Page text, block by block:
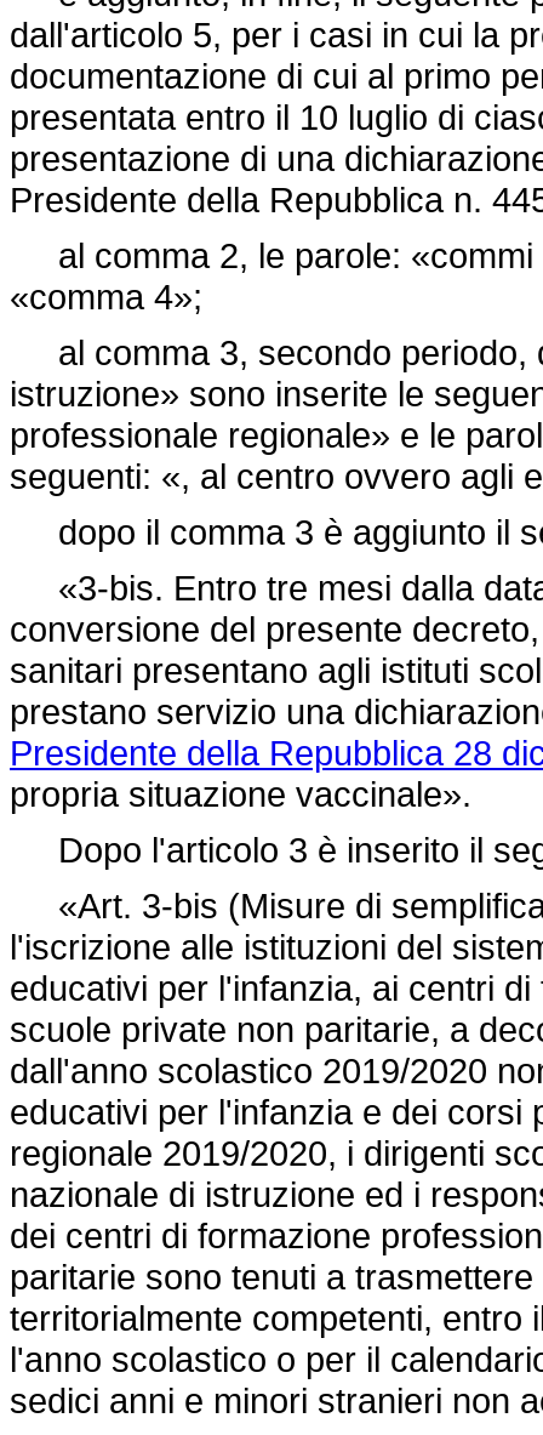
dall'articolo 5, per i casi in cui la
documentazione di cui al primo
presentata entro il 10 luglio di
presentazione di una
Presidente della Repubblica n.
al comma 2, le parole: «commi
«comma 4»;
al comma 3, secondo periodo,
istruzione» sono inserite le
professionale regionale» e le
seguenti: «, al centro ovvero agli
dopo il comma 3 è aggiunto il
«3-bis. Entro tre mesi dalla
conversione del presente
sanitari presentano agli istituti
prestano servizio una
Presidente della Repubblica 28
propria situazione vaccinale».
Dopo l'articolo 3 è inserito il
«Art. 3-bis (Misure di
l'iscrizione alle istituzioni del
educativi per l'infanzia, ai centri
scuole private non paritarie, a
dall'anno scolastico 2019/2020
educativi per l'infanzia e dei corsi
regionale 2019/2020, i dirigenti
nazionale di istruzione ed i
dei centri di formazione
paritarie sono tenuti a
territorialmente competenti, entro
l'anno scolastico o per il
sedici anni e minori stranieri non